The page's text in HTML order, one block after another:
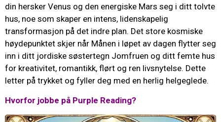
din hersker Venus og den energiske Mars seg i ditt tolvte
hus, noe som skaper en intens, lidenskapelig
transformasjon på det indre plan. Det store kosmiske
høydepunktet skjer når Månen i løpet av dagen flytter seg
inn i ditt jordiske søstertegn Jomfruen og ditt femte hus
for kreativitet, romantikk, flørt og ren livsnytelse. Dette
letter på trykket og fyller deg med en herlig helgeglede.
Hvorfor jobbe på Purple Reading?